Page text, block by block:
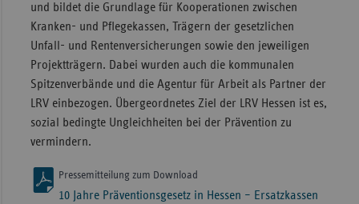
und bildet die Grundlage für Kooperationen zwischen
Kranken- und Pflegekassen, Trägern der gesetzlichen
Unfall- und Rentenversicherungen sowie den jeweiligen
Projektträgern. Dabei wurden auch die kommunalen
Spitzenverbände und die Agentur für Arbeit als Partner der
LRV einbezogen. Übergeordnetes Ziel der LRV Hessen ist es,
sozial bedingte Ungleichheiten bei der Prävention zu
vermindern.
Pressemitteilung zum Download
10 Jahre Präventionsgesetz in Hessen – Ersatzkassen